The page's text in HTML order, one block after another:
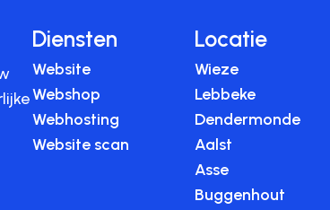
Diensten
Website
Webshop
Webhosting
Website scan
Locatie
Wieze
Lebbeke
Dendermonde
Aalst
Asse
Buggenhout